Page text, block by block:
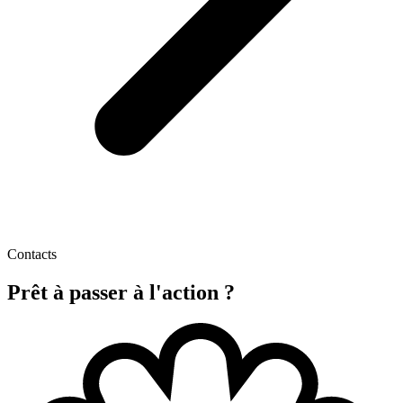
Contacts
Prêt à passer à l'action ?